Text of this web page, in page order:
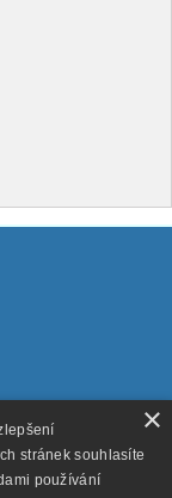
×
stránek souhlasíte
používání